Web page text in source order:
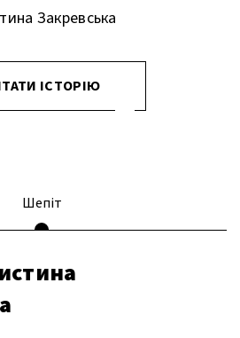
Закревська
ІСТОРІЮ
Шепіт